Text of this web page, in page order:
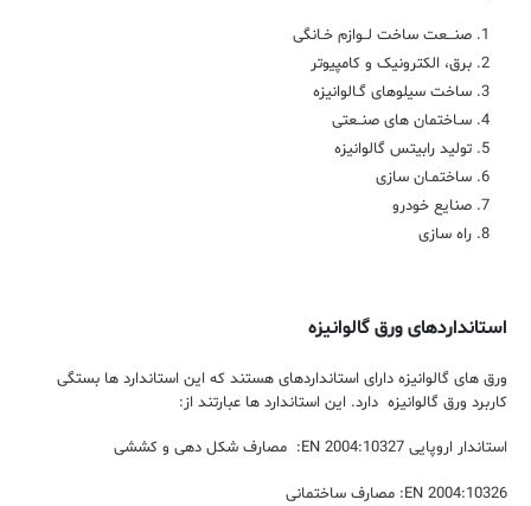
صنـــعت ساخت لــوازم خـانگی
برق، الکترونیک و کامپیوتر
ساخت سیلوهای گـالوانیزه
سـاختمان های صنــعتی
تولید رابیتس گالوانیزه
ساختمـان سازی
صنایع خودرو
راه سازی
استانداردهای ورق گالوانیزه
ورق های گالوانیزه دارای استانداردهای هستند که این استاندارد ها بستگی
کاربرد ورق گالوانیزه دارد. این استاندارد ها عبارتند از:
استاندار اروپایی EN 2004:10327: مصارف شکل دهی و کششی
EN 2004:10326: مصارف ساختمانی